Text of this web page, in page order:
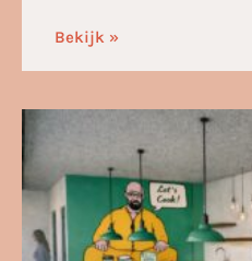
Bekijk »